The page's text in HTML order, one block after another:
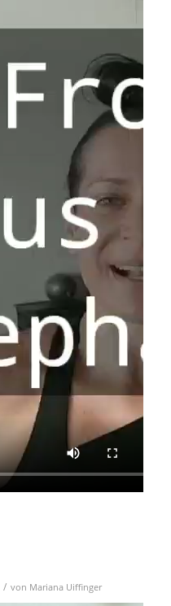
/ von Mariana Uiffinger